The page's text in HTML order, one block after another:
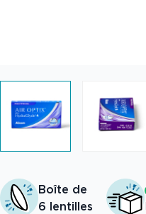
Boîte de
6 lentilles